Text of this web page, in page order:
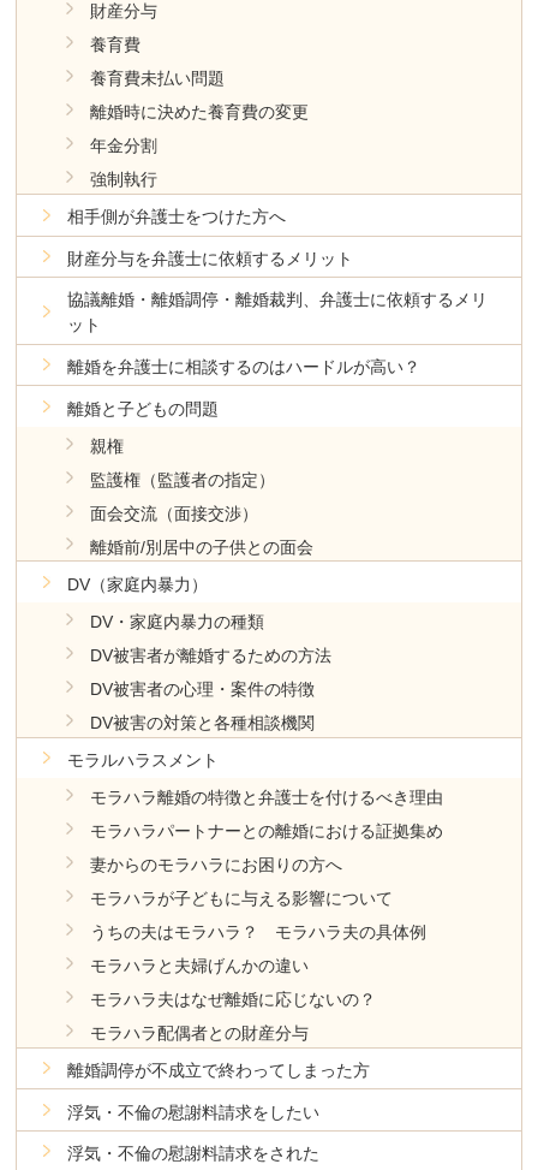
財産分与
養育費
養育費未払い問題
離婚時に決めた養育費の変更
年金分割
強制執行
相手側が弁護士をつけた方へ
財産分与を弁護士に依頼するメリット
協議離婚・離婚調停・離婚裁判、弁護士に依頼するメリ
ット
離婚を弁護士に相談するのはハードルが高い？
離婚と子どもの問題
親権
監護権（監護者の指定）
面会交流（面接交渉）
離婚前/別居中の子供との面会
DV（家庭内暴力）
DV・家庭内暴力の種類
DV被害者が離婚するための方法
DV被害者の心理・案件の特徴
DV被害の対策と各種相談機関
モラルハラスメント
モラハラ離婚の特徴と弁護士を付けるべき理由
モラハラパートナーとの離婚における証拠集め
妻からのモラハラにお困りの方へ
モラハラが子どもに与える影響について
うちの夫はモラハラ？ モラハラ夫の具体例
モラハラと夫婦げんかの違い
モラハラ夫はなぜ離婚に応じないの？
モラハラ配偶者との財産分与
離婚調停が不成立で終わってしまった方
浮気・不倫の慰謝料請求をしたい
浮気・不倫の慰謝料請求をされた